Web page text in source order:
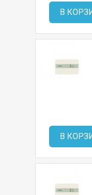
В
В